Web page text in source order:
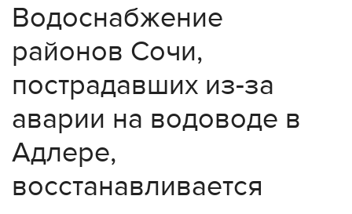
Водоснабжение
районов Сочи,
пострадавших из-за
аварии на водоводе в
Адлере,
восстанавливается